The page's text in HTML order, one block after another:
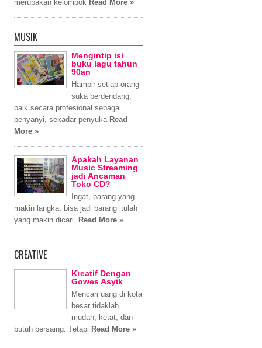
merupakan kelompok Read More »
MUSIK
Mengintip isi
buku lagu tahun
90an
Hampir setiap orang
suka berdendang,
baik secara profesional sebagai
penyanyi, sekadar penyuka Read
More »
Apakah Layanan
Music Streaming
jadi Ancaman
Toko CD?
Ingat, barang yang
makin langka, bisa jadi barang itulah
yang makin dicari.
Read More »
CREATIVE
Kreatif Dengan
Gowes Asyik
Mencari uang di kota
besar tidaklah
mudah, ketat, dan
butuh bersaing. Tetapi Read More »